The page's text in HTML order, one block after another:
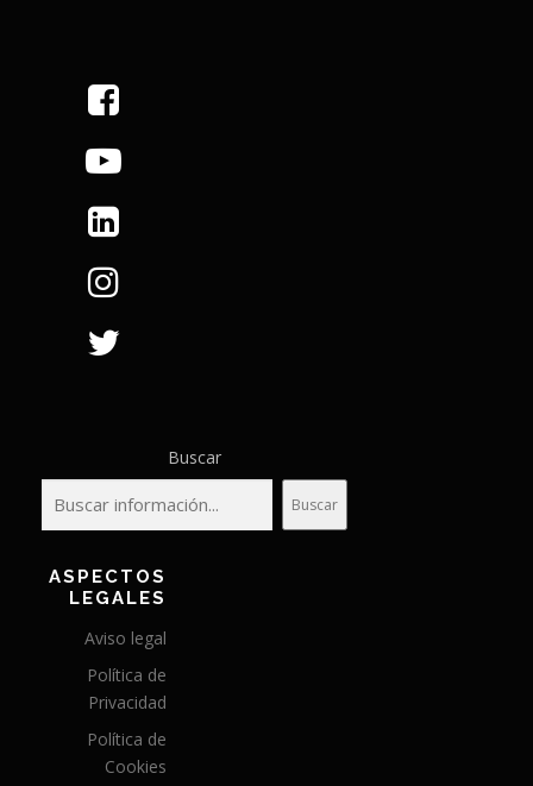
Buscar
Buscar
ASPECTOS
LEGALES
Aviso legal
Política de
Privacidad
Política de
Cookies